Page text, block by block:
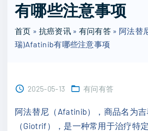
c
h
f
o
有哪些注意事项
首页 » 抗癌资讯» 有问有答 » 阿法替
瑞)Afatinib有哪些注意事项
2025-05-13 有问有答
阿法替尼（Afatinib），商品名为
（Giotrif），是一种常用于治疗特